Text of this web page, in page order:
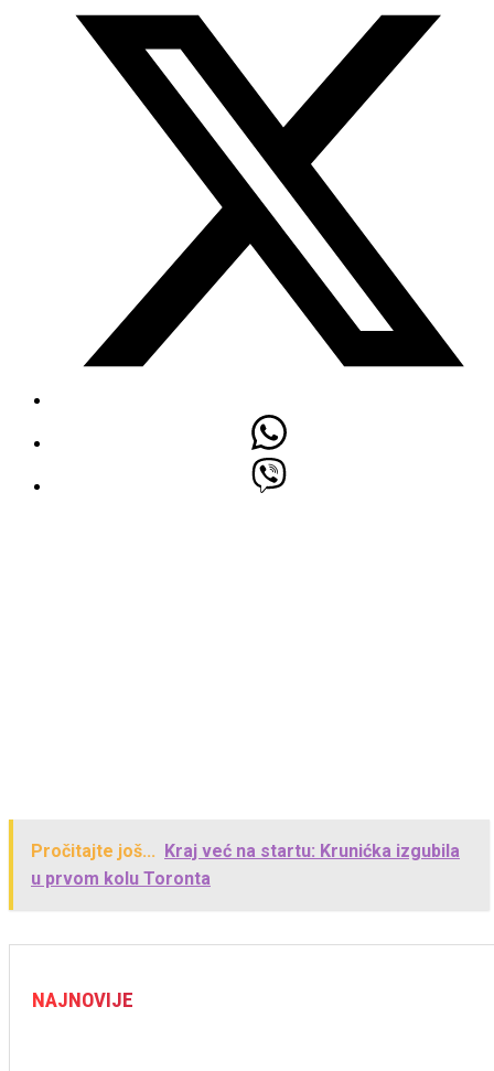
Pročitajte još... Kraj već na startu: Krunićka izgubila
u prvom kolu Toronta
NAJNOVIJE